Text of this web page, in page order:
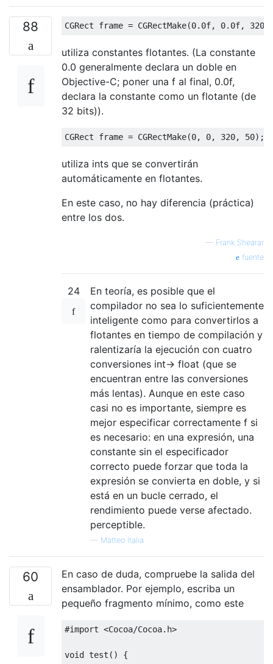
88 CGRect frame = CGRectMake(0.0f, 0.0f,
utiliza constantes flotantes. (La constante
0.0 generalmente declara un doble en
Objective-C; poner una f al final, 0.0f,
declara la constante como un flotante (de
32 bits)).
CGRect frame = CGRectMake(0, 0, 320, 50);
utiliza ints que se convertirán
automáticamente en flotantes.
En este caso, no hay diferencia (práctica)
entre los dos.
— Frank Shearar
fuente
24
En teoría, es posible que el
compilador no sea lo suficientemente
inteligente como para convertirlos a
flotantes en tiempo de compilación y
ralentizaría la ejecución con cuatro
conversiones int-> float (que se
encuentran entre las conversiones
más lentas). Aunque en este caso
casi no es importante, siempre es
mejor especificar correctamente f si
es necesario: en una expresión, una
constante sin el especificador
correcto puede forzar que toda la
expresión se convierta en doble, y si
está en un bucle cerrado, el
rendimiento puede verse afectado.
perceptible.
— Matteo Italia
60
En caso de duda, compruebe la salida del
ensamblador. Por ejemplo, escriba un
pequeño fragmento mínimo, como este
#import <Cocoa/Cocoa.h>
void test ()
{